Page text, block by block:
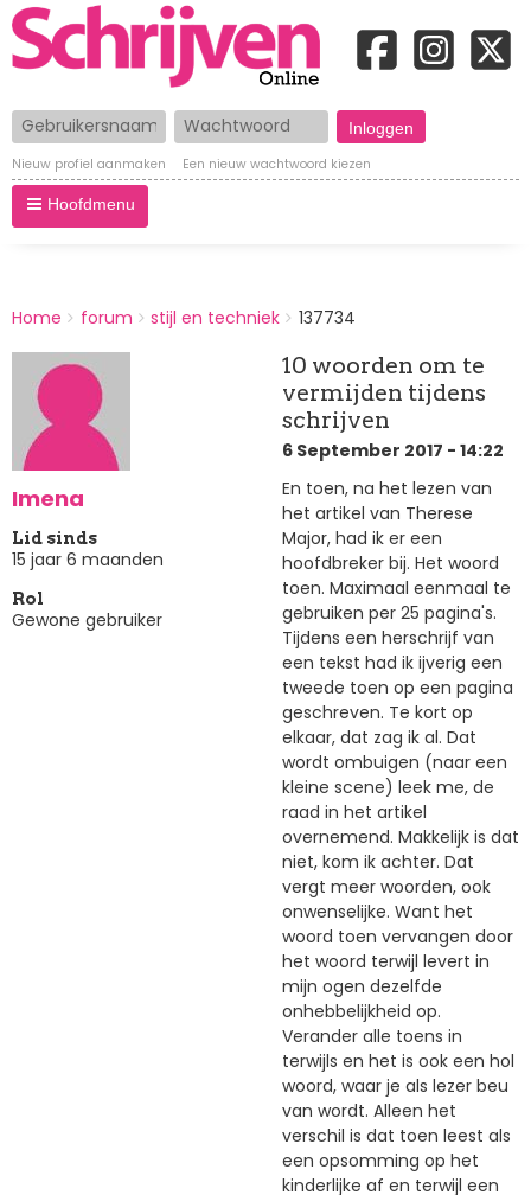
Gebruikersnaam Wachtwoord
Nieuw profiel aanmaken Een nieuw wachtwoord kiezen
Hoofdmenu
BREADCRUMBS
You
here:
Home forum stijl en techniek 137734
Imena
Lid sinds
15 jaar 6 maanden
Rol
Gewone gebruiker
10 woorden om te
vermijden tijdens
schrijven
6 September 2017 - 14:22
En toen, na het lezen van
het artikel van Therese
Major, had ik er een
hoofdbreker bij. Het woord
toen. Maximaal eenmaal te
gebruiken per 25 pagina's.
Tijdens een herschrijf van
een tekst had ik ijverig een
tweede toen op een pagina
geschreven. Te kort op
elkaar, dat zag ik al. Dat
wordt ombuigen (naar een
kleine scene) leek me, de
raad in het artikel
overnemend. Makkelijk is dat
niet, kom ik achter. Dat
vergt meer woorden, ook
onwenselijke. Want het
woord toen vervangen door
het woord terwijl levert in
mijn ogen dezelfde
onhebbelijkheid op.
Verander alle toens in
terwijls en het is ook een hol
woord, waar je als lezer beu
van wordt. Alleen het
verschil is dat toen leest als
een opsomming op het
kinderlijke af en terwijl een